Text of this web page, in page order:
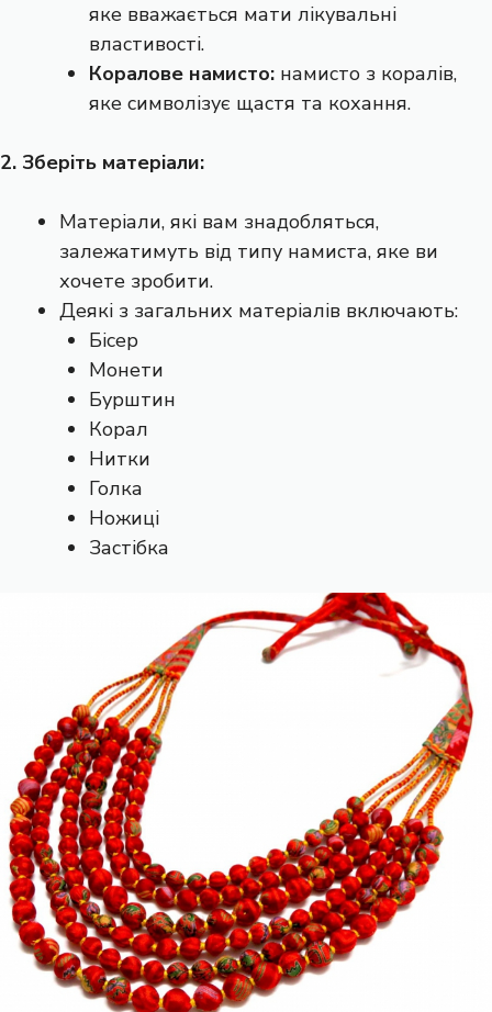
яке вважається мати лікувальні
властивості.
Коралове намисто: намисто з коралів,
яке символізує щастя та кохання.
2. Зберіть матеріали:
Матеріали, які вам знадобляться,
залежатимуть від типу намиста, яке ви
хочете зробити.
Деякі з загальних матеріалів включають:
Бісер
Монети
Бурштин
Корал
Нитки
Голка
Ножиці
Застібка